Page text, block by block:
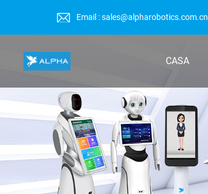
Email : sales@alpharobotics.com.cn
CASA